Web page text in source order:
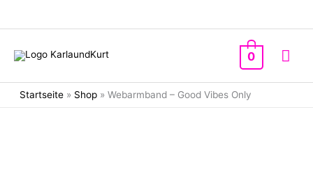
0
Startseite » Shop » Webarmband – Good Vibes Only